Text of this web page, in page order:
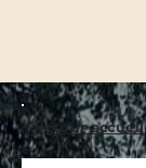
Retour accueil